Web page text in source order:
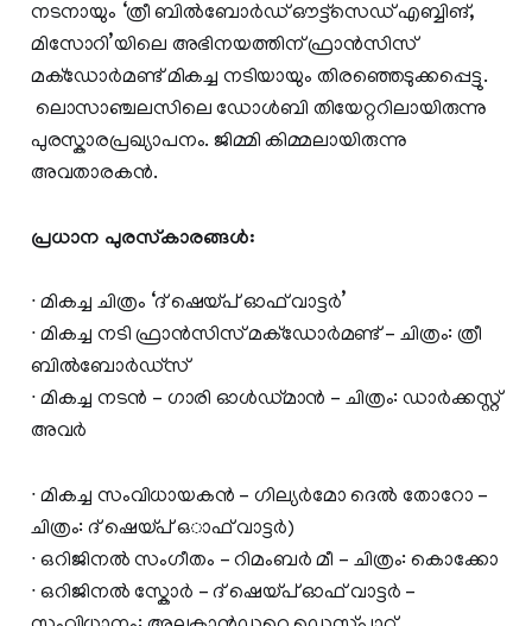
നടനായും ‘ത്രീ ബിൽബോർഡ് ഔട്ട്സെഡ് എബ്ബിങ്,
മിസോറി’യിലെ അഭിനയത്തിന് ഫ്രാൻസിസ്
മക്‌ഡോർമണ്ട് മികച്ച നടിയായും തിരഞ്ഞെടുക്കപ്പെട്ടു.
ലൊസാഞ്ചലസിലെ ഡോൾബി തിയേറ്ററിലായിരുന്നു
പുരസ്കാരപ്രഖ്യാപനം. ജിമ്മി കിമ്മലായിരുന്നു
അവതാരകൻ.
പ്രധാന പുരസ്കാരങ്ങൾ:
∙ മികച്ച ചിത്രം ‘ദ് ഷെയ്പ് ഓഫ് വാട്ടർ’
∙ മികച്ച നടി ഫ്രാൻസിസ് മക്‌ഡോർമണ്ട് – ചിത്രം: ത്രീ
ബിൽബോർഡ്‌സ്
∙ മികച്ച നടൻ – ഗാരി ഓൾഡ്മാൻ – ചിത്രം: ഡാർക്കസ്റ്റ്
അവർ
∙ മികച്ച സംവിധായകൻ – ഗില്യർമോ ദെൽ തോറോ –
ചിത്രം: ദ് ഷെയ്പ് ഒാഫ് വാട്ടർ)
∙ ഒറിജിനൽ സംഗീതം – റിമംബർ മീ – ചിത്രം: കൊക്കോ
∙ ഒറിജിനൽ സ്കോർ – ദ് ഷെയ്പ് ഓഫ് വാട്ടർ –